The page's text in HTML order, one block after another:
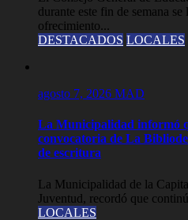
durante este fin de semana
ofrecimiento...
DESTACADOS LOCALES
agosto 7, 2026 MAD
La Municipalidad informó
convocatoria de La
de escritura
La Municipalidad de la
Juventud, recordó que
LOCALES